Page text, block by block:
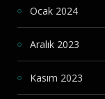
Ocak 2024
Aralık 2023
Kasım 2023